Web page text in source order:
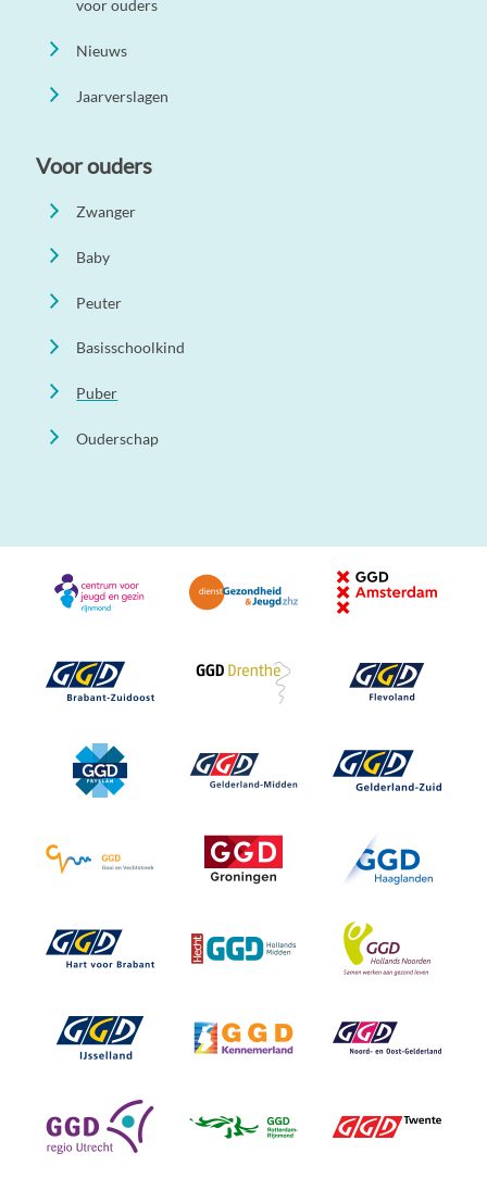
voor ouders
Nieuws
Jaarverslagen
Voor ouders
Zwanger
Baby
Peuter
Basisschoolkind
Puber
Ouderschap